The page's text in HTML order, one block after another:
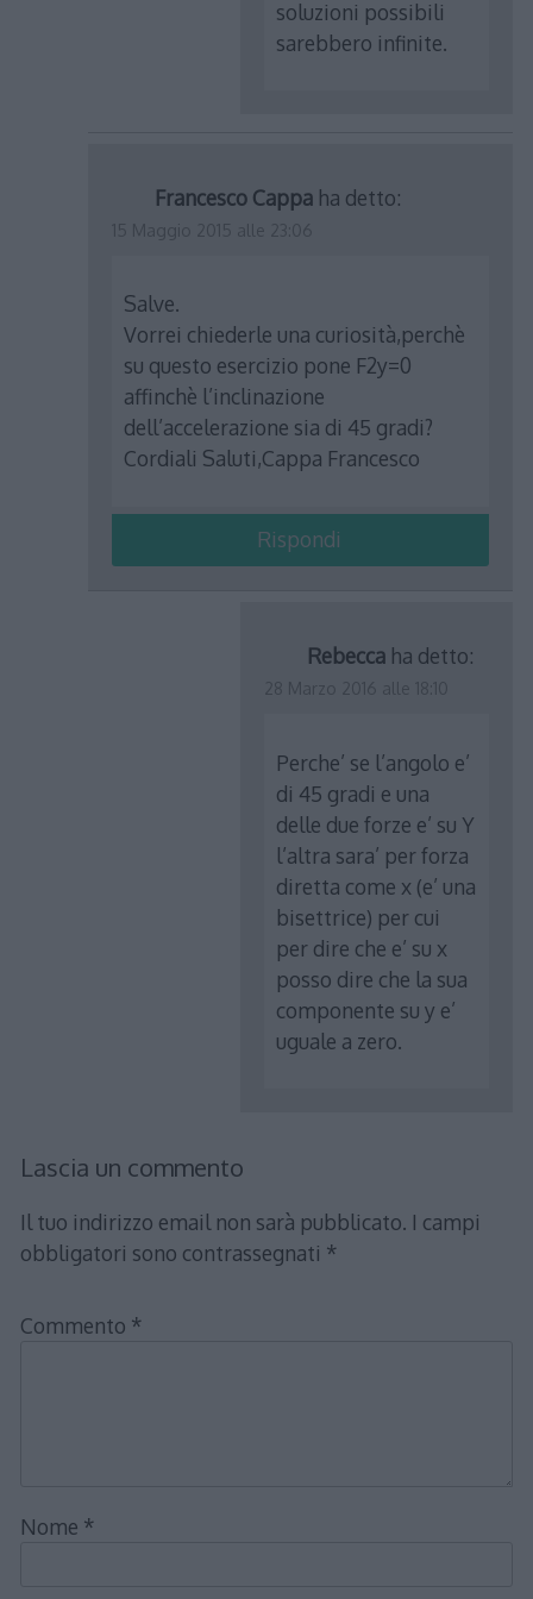
soluzioni possibili
sarebbero infinite.
Francesco Cappa ha detto:
Salve.
Vorrei chiederle una curiosità,perchè
su questo esercizio pone F2y=0
affinchè l’inclinazione
dell’accelerazione sia di 45 gradi?
Cordiali Saluti,Cappa Francesco
Rispondi
Rebecca ha detto:
Perche’ se l’angolo e’
di 45 gradi e una
delle due forze e’ su Y
l’altra sara’ per forza
diretta come x (e’ una
bisettrice) per cui
per dire che e’ su x
posso dire che la sua
componente su y e’
uguale a zero.
Lascia un commento
Il tuo indirizzo email non sarà pubblicato. I campi
obbligatori sono contrassegnati *
Commento *
Nome *